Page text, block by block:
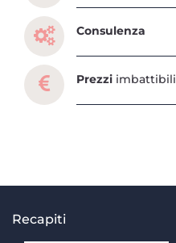
Consulenza
Prezzi imbattibili
Recapiti